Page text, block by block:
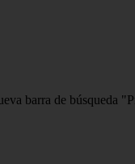
barra de búsqueda